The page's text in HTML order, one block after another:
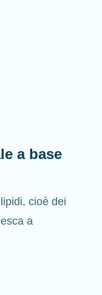
a base
cioè dei
a